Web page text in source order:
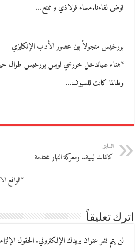
قوض لقاءنا.مساء فولاذي و ممتع…
بورخيس متجولاً بين عصور الأدب الإنكليزي
*هناء علياندخل خورخي لويس بورخيس طوال
وطالما كانت للسيوف…
السابق
كائنات ليلية.. ومعركة النهار محتدمة
“الواقع
اترك تعليقاً
لن يتم نشر عنوان بريدك الإلكتروني.الحقول